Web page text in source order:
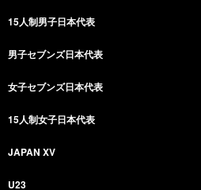
15人制男子日本代表
男子セブンズ日本代表
女子セブンズ日本代表
15人制女子日本代表
JAPAN XV
U23